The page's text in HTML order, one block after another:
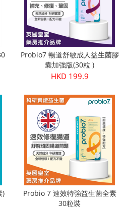
Probio7 暢道舒敏成人益生菌膠
囊加強版(30粒 )
HKD 199.9
)
Probio 7 速效特強益生菌全素
30粒裝